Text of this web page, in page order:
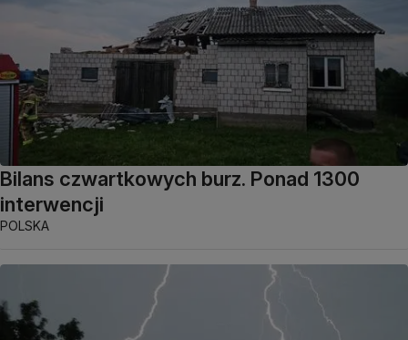
Bilans czwartkowych burz. Ponad 1300
interwencji
POLSKA